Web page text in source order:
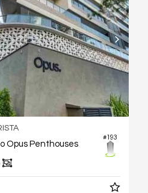
#193
Opus Penthouses